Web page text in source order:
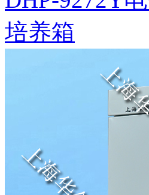
培养箱